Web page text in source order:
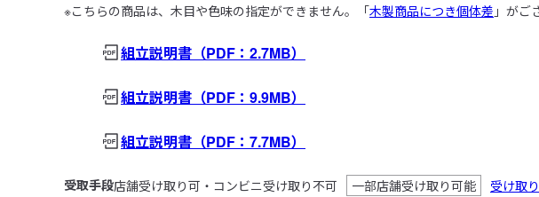
※こちらの商品は、木目や色味の指定ができません。「木製商品につき個体差 」がご
組立説明書 （PDF：2.7MB）
組立説明書 （PDF：9.9MB）
組立説明書 （PDF：7.7MB）
受取手段店舗受け取り可・コンビニ受け取り不可 一部店舗受け取り可能 受け取